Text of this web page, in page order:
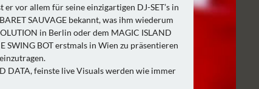
er vor allem für seine einzigartigen DJ-SET’s in
SAUVAGE bekannt, was ihm wiederum
in Berlin oder dem MAGIC ISLAND
SWING BOT erstmals in Wien zu präsentieren
DATA, feinste live Visuals werden wie immer